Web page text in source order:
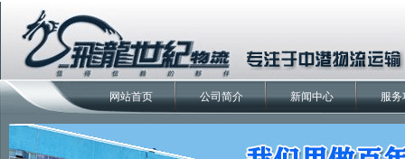
网站首页 公司简介 新闻中心 服务